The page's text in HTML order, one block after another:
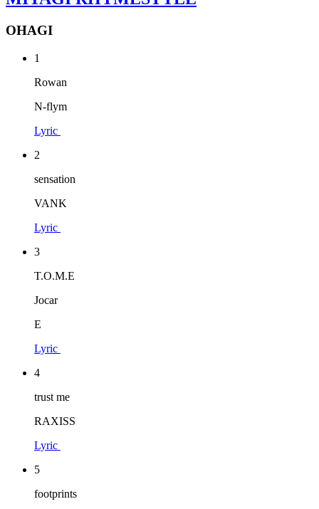
OHAGI
1
Rowan
N-flym
Lyric
2
sensation
VANK
Lyric
3
T.O.M.E
Jocar
E
Lyric
4
trust me
RAXISS
Lyric
5
footprints